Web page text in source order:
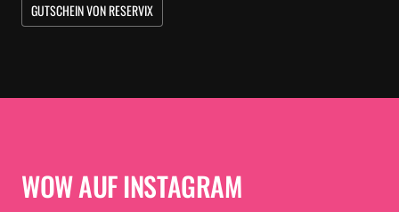
GUTSCHEIN VON RESERVIX
WOW AUF INSTAGRAM